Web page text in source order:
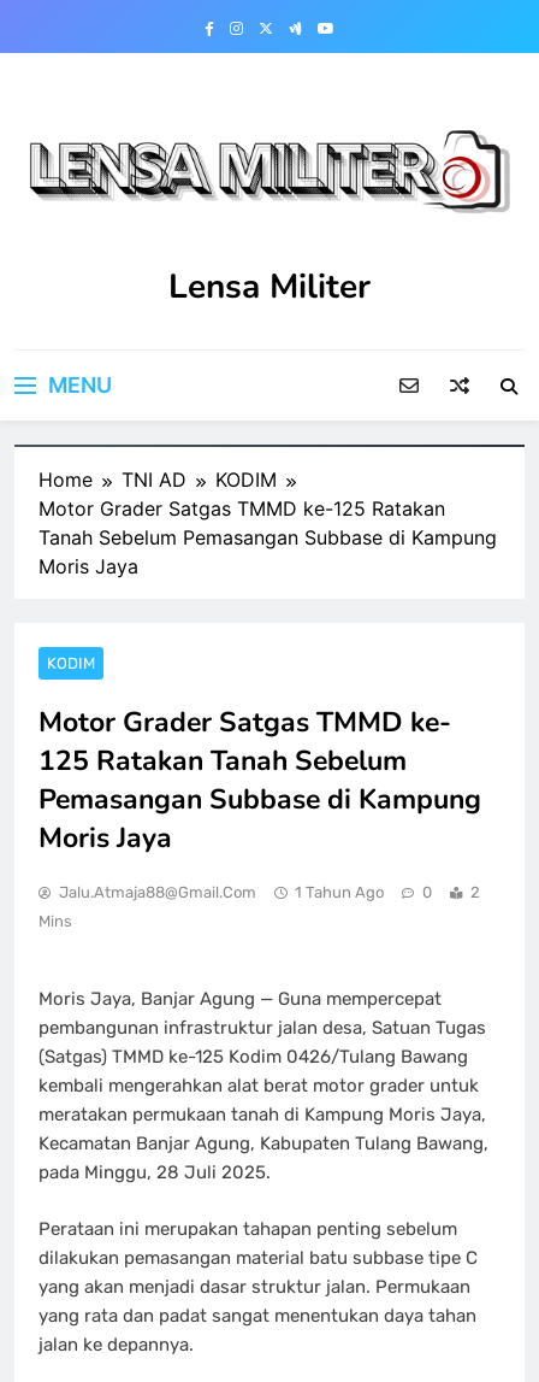
Lensa Militer
MENU
Home TNI AD
KODIM
Motor Grader Satgas TMMD ke-125 Ratakan
Tanah Sebelum Pemasangan Subbase di Kampung
Moris Jaya
KODIM
Motor Grader Satgas TMMD ke-
125 Ratakan Tanah Sebelum
Pemasangan Subbase di Kampung
Moris Jaya
Jalu.atmaja88@gmail.com 1 Tahun Ago 0
2
Mins
Moris Jaya, Banjar Agung — Guna mempercepat
pembangunan infrastruktur jalan desa, Satuan Tugas
(Satgas) TMMD ke-125 Kodim 0426/Tulang Bawang
kembali mengerahkan alat berat motor grader untuk
meratakan permukaan tanah di Kampung Moris Jaya,
Kecamatan Banjar Agung, Kabupaten Tulang Bawang,
pada Minggu, 28 Juli 2025.
Perataan ini merupakan tahapan penting sebelum
dilakukan pemasangan material batu subbase tipe C
yang akan menjadi dasar struktur jalan. Permukaan
yang rata dan padat sangat menentukan daya tahan
jalan ke depannya.